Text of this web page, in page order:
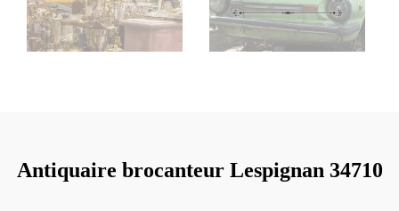
Antiquaire brocanteur Lespignan 34710